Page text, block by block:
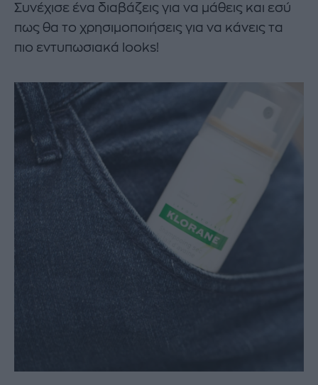
Συνέχισε ένα διαβάζεις για να μάθεις και εσύ
πως θα το χρησιμοποιήσεις για να κάνεις τα
πιο εντυπωσιακά looks!